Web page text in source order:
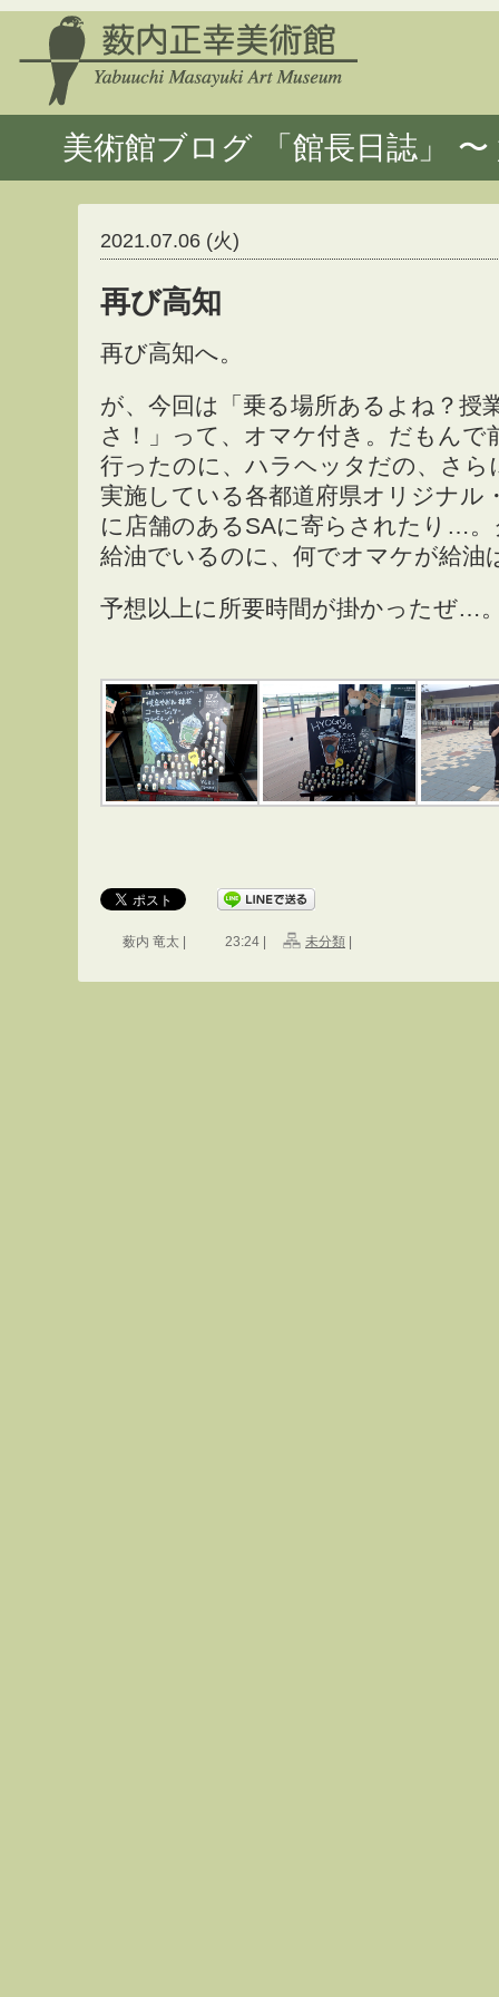
美術館ブログ 「館長日誌」
2021.07.06 (火)
再び高知
再び高知へ。
が、今回は「乗る場所あるよね？授
さ！」って、オマケ付き。だもんで
行ったのに、ハラヘッタだの、さら
実施している各都道府県オリジナル
に店舗のあるSAに寄らされたり…
給油でいるのに、何でオマケが給
予想以上に所要時間が掛かったぜ…
薮内 竜太 | 23:24 | 未分類